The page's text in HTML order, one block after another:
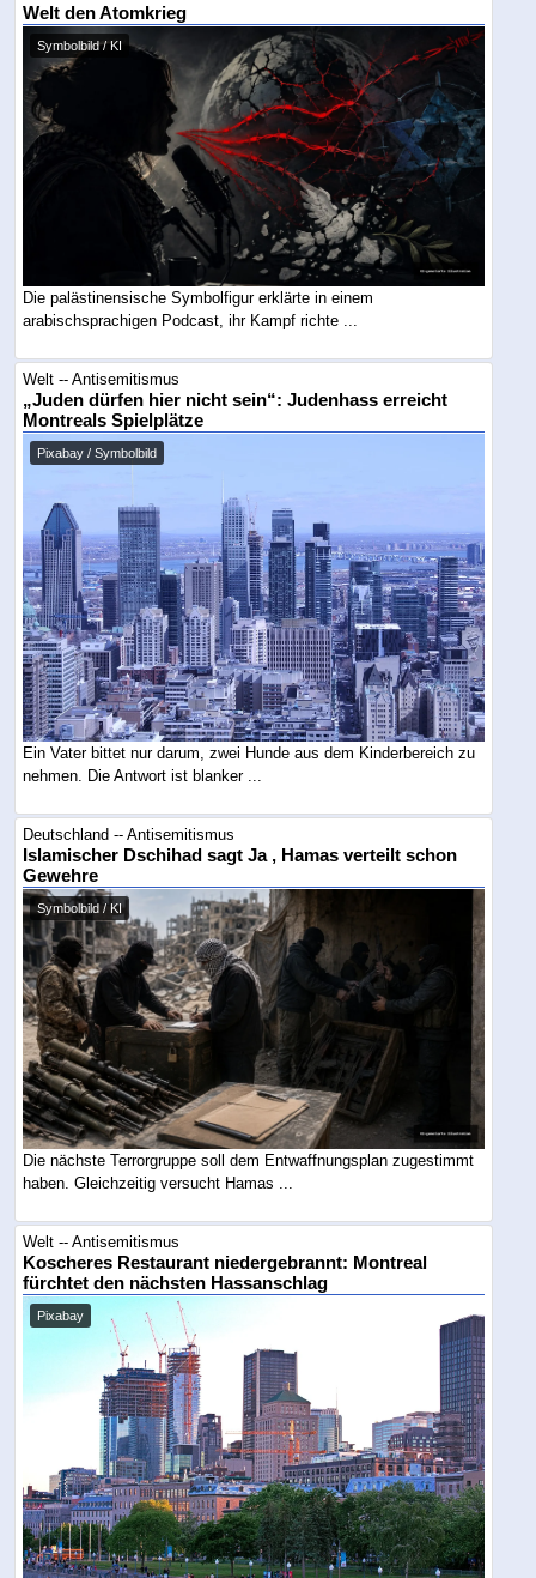
Welt den Atomkrieg
Symbolbild / KI
Die palästinensische Symbolfigur erklärte in einem
arabischsprachigen Podcast, ihr Kampf richte ...
Welt -- Antisemitismus
„Juden dürfen hier nicht sein“: Judenhass erreicht
Montreals Spielplätze
Pixabay / Symbolbild
Ein Vater bittet nur darum, zwei Hunde aus dem Kinderbereich zu
nehmen. Die Antwort ist blanker ...
Deutschland -- Antisemitismus
Islamischer Dschihad sagt Ja , Hamas verteilt schon
Gewehre
Symbolbild / KI
Die nächste Terrorgruppe soll dem Entwaffnungsplan zugestimmt
haben. Gleichzeitig versucht Hamas ...
Welt -- Antisemitismus
Koscheres Restaurant niedergebrannt: Montreal
fürchtet den nächsten Hassanschlag
Pixabay